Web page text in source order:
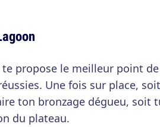
te propose le meilleur point
Une fois sur place,
ton bronzage dégueu, soit
du plateau.